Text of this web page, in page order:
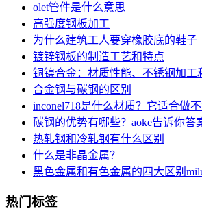
olet管件是什么意思
高强度钢板加工
为什么建筑工人要穿橡胶底的鞋子
镀锌钢板的制造工艺和特点
铜镍合金：材质性能、不锈钢加工
合金钢与碳钢的区别
inconel718是什么材质？它适合做
碳钢的优势有哪些？aoke告诉你答
热轧钢和冷轧钢有什么区别
什么是非晶金属？
黑色金属和有色金属的四大区别
热门标签